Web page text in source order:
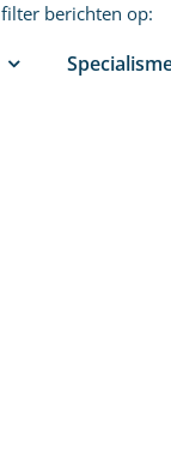
filter berichten op: